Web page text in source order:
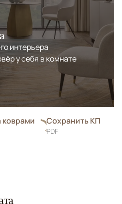
интерьера
у себя в комнате
коврами Сохранить КП
PDF